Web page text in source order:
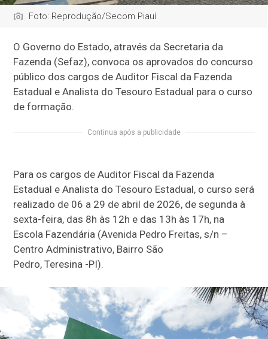
Foto: Reprodução/Secom Piauí
O Governo do Estado, através da Secretaria da
Fazenda (Sefaz), convoca os aprovados do concurso
público dos cargos de Auditor Fiscal da Fazenda
Estadual e Analista do Tesouro Estadual para o curso
de formação.
Continua após a publicidade
Para os cargos de Auditor Fiscal da Fazenda
Estadual e Analista do Tesouro Estadual, o curso será
realizado de 06 a 29 de abril de 2026, de segunda à
sexta-feira, das 8h às 12h e das 13h às 17h, na
Escola Fazendária (Avenida Pedro Freitas, s/n –
Centro Administrativo, Bairro São
Pedro, Teresina -PI).